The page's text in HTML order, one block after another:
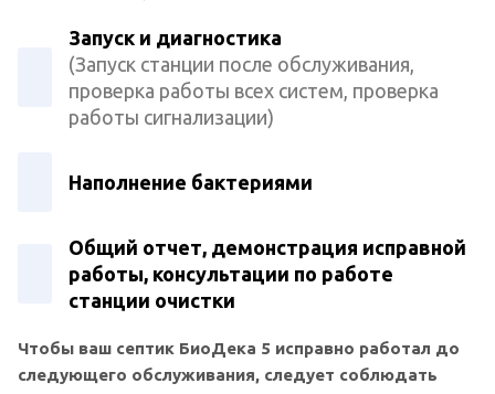
Запуск и диагностика
(Запуск станции после обслуживания,
проверка работы всех систем, проверка
работы сигнализации)
Наполнение бактериями
Общий отчет, демонстрация исправной
работы, консультации по работе
станции очистки
Чтобы ваш септик БиоДека 5 исправно работал до
следующего обслуживания, следует соблюдать